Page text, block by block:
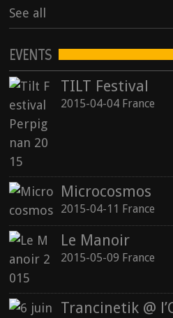
See all
EVENTS
TILT Festival
2015-04-04 France
Microcosmos
2015-04-11 France
Le Manoir
2015-05-09 France
Trancinetik @